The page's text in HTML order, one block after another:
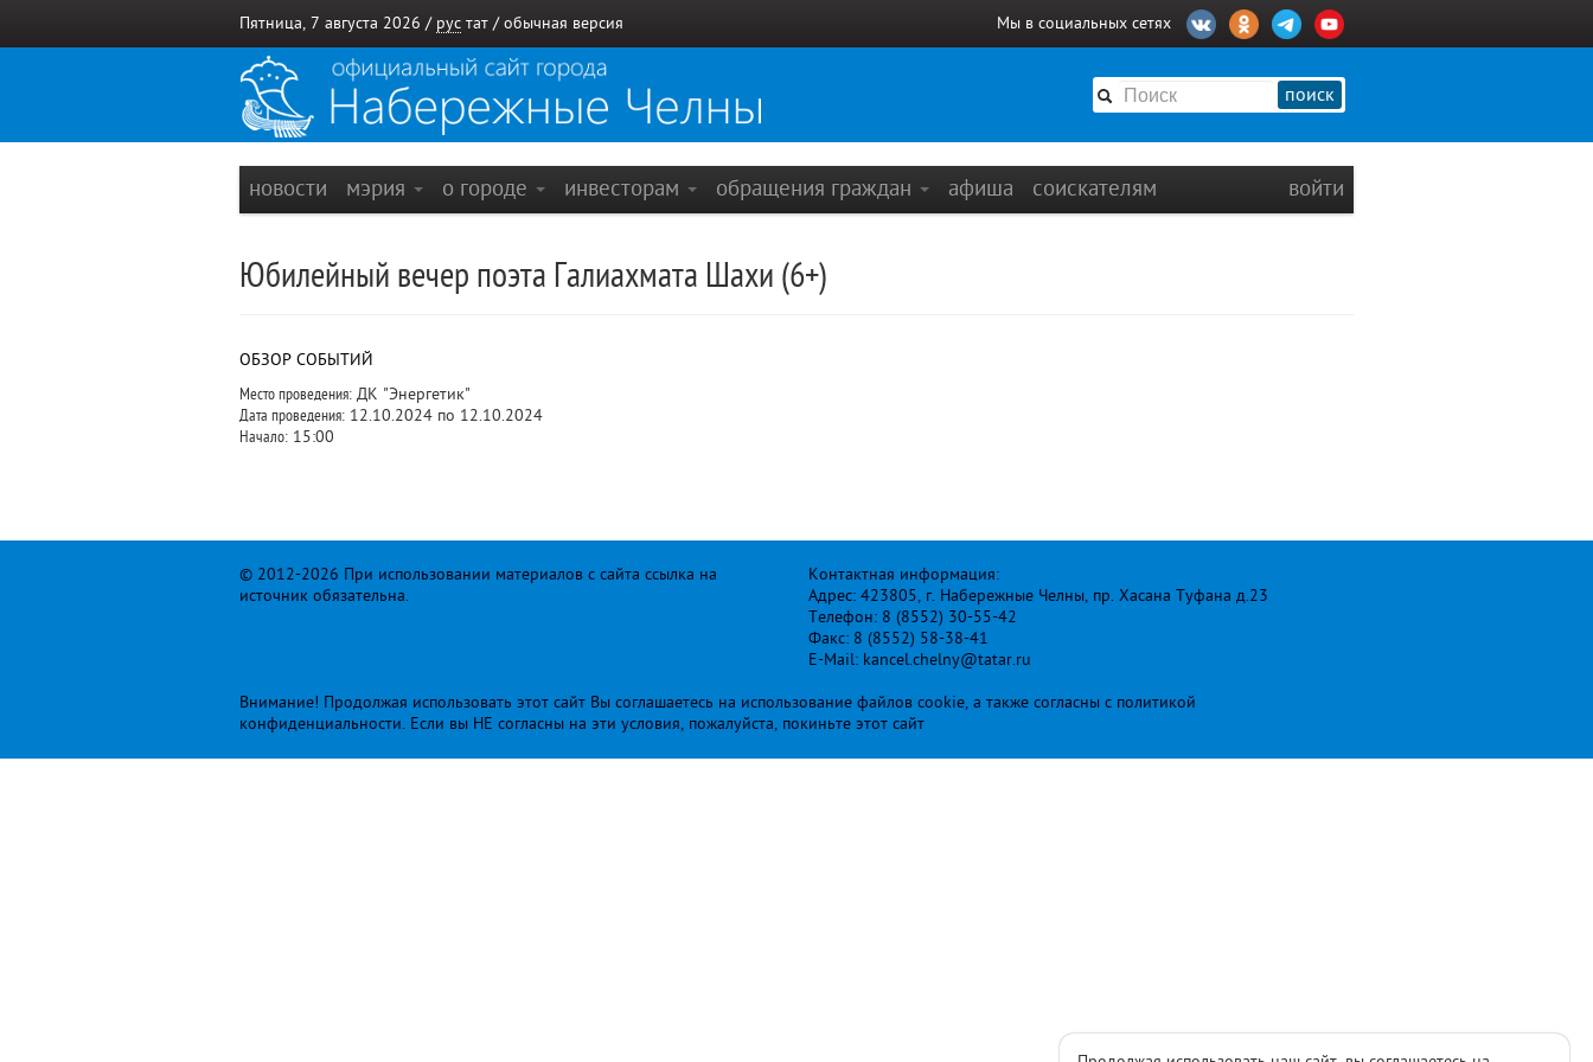
Пятница, 7 августа 2026 / рус тат / обычная версия Мы в социальных сетях
поиск
новости мэрия о городе инвесторам обращения граждан афиша соискателям войти
Юбилейный вечер поэта Галиахмата Шахи (6+)
ОБЗОР СОБЫТИЙ
Место проведения: ДК "Энергетик"
Дата проведения: 12.10.2024 по 12.10.2024
Начало: 15:00
© 2012-2026 При использовании материалов с сайта ссылка на
источник обязательна.
Контактная информация:
Адрес: 423805, г. Набережные Челны, пр. Хасана Туфана д.23
Телефон: 8 (8552) 30-55-42
Факс: 8 (8552) 58-38-41
E-Mail: kancel.chelny@tatar.ru
Внимание! Продолжая использовать этот сайт Вы соглашаетесь на использование файлов cookie, а также согласны с политикой
конфиденциальности. Если вы НЕ согласны на эти условия, пожалуйста, покиньте этот сайт